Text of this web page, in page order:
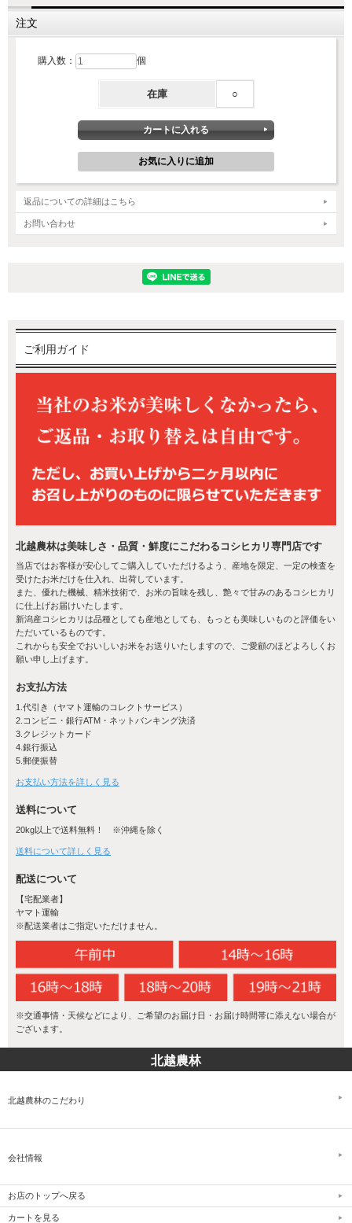
ミニパック3種の特徴
新潟産コシヒカリ～美味しさの特徴～
ます。また、日本人に好まれるもちもち食感で、強い粘りと甘みの
あるお米として全国から美味しいと高い評価をいただいています。
がりください。食味バランスが良いため、冷めても固くならず旨み
が残るので美味しくいただけます。
新潟産コシヒカリが美味しい理由
大河が育んだ土壌
長年に渡り上流から運んだ肥沃な粘土質の土壌でできています。こ
の土壌は米作りに必要な養分を豊富に含んでいるため、余分な化学
肥料を与える必要がなく、コシヒカリや農作物を育てるのに格好の
土壌となります。米づくりに恵まれた環境で、天然の養分によって
育つ新潟米は、山々に囲まれた大自然と、清らかな水が織りなす大
地の恵みそのものなのです。
新潟県の気候は、美味しい米づくりに最も適した気候です。稲が登
熟する期間（出穂～刈取り）の最適な平均気温に加え、昼夜の気温
注文
購入数： 個
在庫 ○
返品についての詳細はこちら
お問い合わせ
ご利用ガイド
北越農林は美味しさ・品質・鮮度にこだわるコシヒカリ専門店です
当店ではお客様が安心してご購入していただけるよう、産地を限定、一定の検査を
受けたお米だけを仕入れ、出荷しています。
また、優れた機械、精米技術で、お米の旨味を残し、艶々で甘みのあるコシヒカリ
に仕上げお届けいたします。
新潟産コシヒカリは品種としても産地としても、もっとも美味しいものと評価をい
ただいているものです。
これからも安全でおいしいお米をお送りいたしますので、ご愛顧のほどよろしくお
願い申し上げます。
お支払方法
1.代引き（ヤマト運輸のコレクトサービス）
2.コンビニ・銀行ATM・ネットバンキング決済
3.クレジットカード
4.銀行振込
5.郵便振替
お支払い方法を詳しく見る
送料について
20kg以上で送料無料！ ※沖縄を除く
送料について詳しく見る
配送について
【宅配業者】
ヤマト運輸
※配送業者はご指定いただけません。
※交通事情・天候などにより、ご希望のお届け日・お届け時間帯に添えない場合が
ございます。
北越農林
北越農林のこだわり
会社情報
お店のトップへ戻る
カートを見る